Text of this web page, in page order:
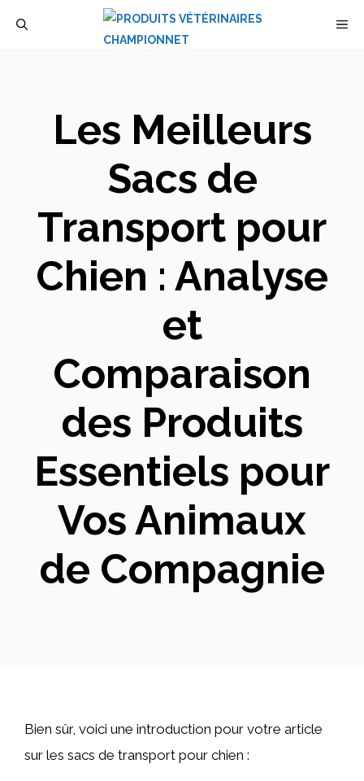
Les Meilleurs
Sacs de
Transport pour
Chien : Analyse
et
Comparaison
des Produits
Essentiels pour
Vos Animaux
de Compagnie
Bien sûr, voici une introduction pour votre article
sur les sacs de transport pour chien :